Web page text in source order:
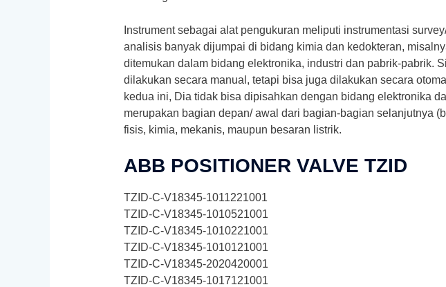
Instrument sebagai alat pengukuran meliputi instrumentasi
analisis banyak dijumpai di bidang kimia dan kedokteran,
ditemukan dalam bidang elektronika, industri dan pabrik-pabrik.
dilakukan secara manual, tetapi bisa juga dilakukan secara
kedua ini, Dia tidak bisa dipisahkan dengan bidang elektronika
merupakan bagian depan/ awal dari bagian-bagian selanjutnya
fisis, kimia, mekanis, maupun besaran listrik.
ABB POSITIONER VALVE TZID
TZID-C-V18345-1011221001
TZID-C-V18345-1010521001
TZID-C-V18345-1010221001
TZID-C-V18345-1010121001
TZID-C-V18345-2020420001
TZID-C-V18345-1017121001